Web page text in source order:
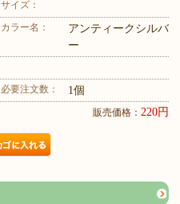
サイズ：
カラー名：
アンティークシルバ
ー
必要注文数： 1個
販売価格： 220円